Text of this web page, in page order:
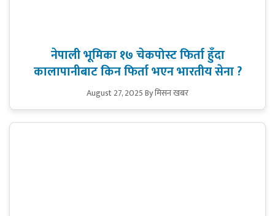
नेपाली भूमिका १७ चेकपोस्ट फिर्ता हुँदा
कालापानीबाट किन फिर्ता भएन भारतीय सेना ?
August 27, 2025By मिसन खबर